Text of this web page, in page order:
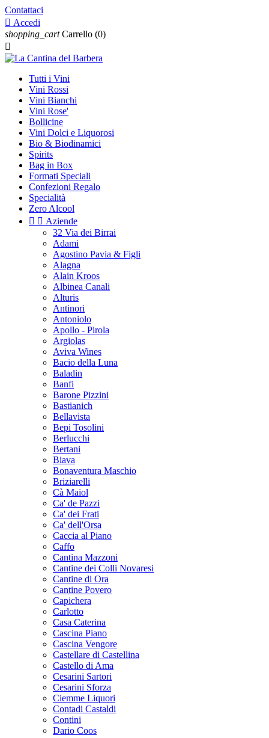
Contattaci
 Accedi
shopping_cart Carrello (0)

Tutti i Vini
Vini Rossi
Vini Bianchi
Vini Rose'
Bollicine
Vini Dolci e Liquorosi
Bio & Biodinamici
Spirits
Bag in Box
Formati Speciali
Confezioni Regalo
Specialità
Zero Alcool
  Aziende
32 Via dei Birrai
Adami
Agostino Pavia & Figli
Alagna
Alain Kroos
Albinea Canali
Alturis
Antinori
Antoniolo
Apollo - Pirola
Argiolas
Aviva Wines
Bacio della Luna
Baladin
Banfi
Barone Pizzini
Bastianich
Bellavista
Bepi Tosolini
Berlucchi
Bertani
Biava
Bonaventura Maschio
Briziarelli
Cà Maiol
Ca' de Pazzi
Ca' dei Frati
Ca' dell'Orsa
Caccia al Piano
Caffo
Cantina Mazzoni
Cantine dei Colli Novaresi
Cantine di Ora
Cantine Povero
Capichera
Carlotto
Casa Caterina
Cascina Piano
Cascina Vengore
Castellare di Castellina
Castello di Ama
Cesarini Sartori
Cesarini Sforza
Ciemme Liquori
Contadi Castaldi
Contini
Dario Coos